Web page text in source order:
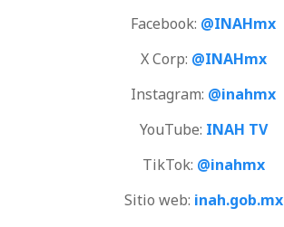
Facebook: @INAHmx
X Corp: @INAHmx
Instagram: @inahmx
YouTube: INAH TV
TikTok: @inahmx
Sitio web: inah.gob.mx